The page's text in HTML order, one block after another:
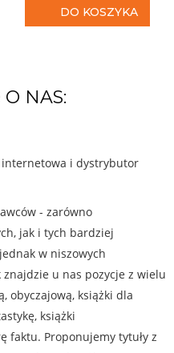
DO KOSZYKA
O NAS:
i dystrybutor
- zarówno
jak i tych bardziej
w niszowych
u nas pozycje z wielu
obyczajową, książki dla
książki
faktu. Proponujemy tytuły z